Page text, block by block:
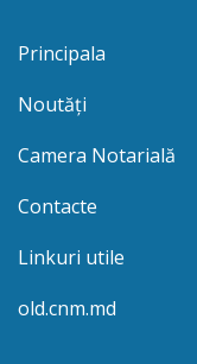
Principala
Noutăți
Camera Notarială
Contacte
Linkuri utile
old.cnm.md